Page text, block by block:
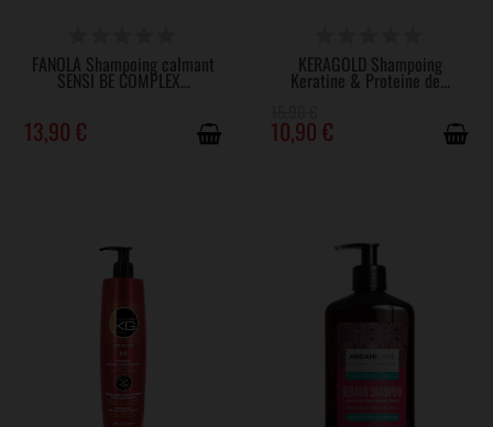
FANOLA Shampoing calmant
SENSI BE COMPLEX...
13,90 €
KERAGOLD Shampoing
Keratine & Proteine de...
10,90 €